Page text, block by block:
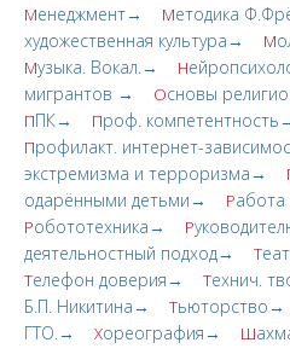
Менеджмент→ Методика
художественная культура→
М
Музыка. Вокал.→ Н
мигрантов →
Основы
ППК→ Проф.
Профилакт. интернет-
экстремизма и терроризма→
одарёнными детьми→
Р
Робототехника→ Р
деятельностный подход→
Т
Телефон доверия→ Технич.
Б.П. Никитина→
Тьюторство→
ГТО.→
Хореография→ Ш